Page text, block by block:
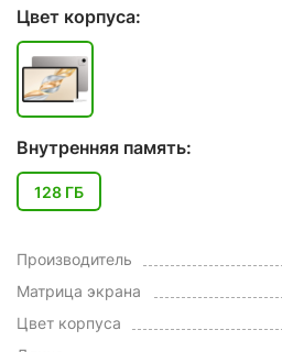
Цвет корпуса:
Внутренняя память:
128 ГБ
Производитель
Матрица экрана
Цвет корпуса